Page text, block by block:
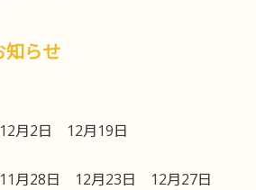
知らせ
月2日 12月19日
月28日 12月23日 12月27日